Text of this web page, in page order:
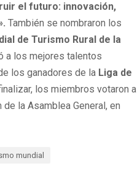
el futuro: innovación,
También se nombraron los
de Turismo Rural de la
a los mejores talentos
los ganadores de la Liga de
los miembros votaron a
la Asamblea General, en
mundial